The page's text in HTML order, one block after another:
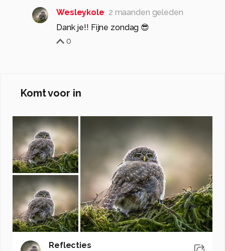
Wesleykole 2 maanden geleden
Dank je!! Fijne zondag 😎
0
Komt voor in
Reflecties